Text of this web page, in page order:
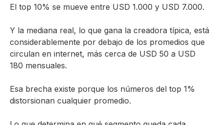
El top 10% se mueve entre USD 1.000 y USD 7.000.
Y la mediana real, lo que gana la creadora típica, está
considerablemente por debajo de los promedios que
circulan en internet, más cerca de USD 50 a USD
180 mensuales.
Esa brecha existe porque los números del top 1%
distorsionan cualquier promedio.